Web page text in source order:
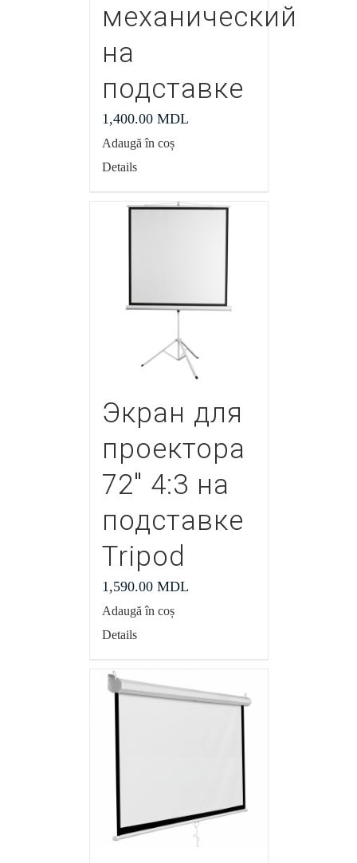
механический
на
подставке
1,400.00 MDL
Adaugă în coș
Details
Экран для
проектора
72″ 4:3 на
подставке
Tripod
1,590.00 MDL
Adaugă în coș
Details